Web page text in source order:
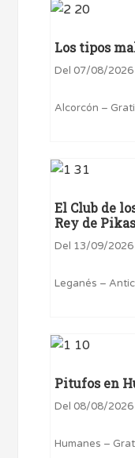
Los tipos
Del 07/08/
Alcorcón –
El Club de
Rey de
Del 13/09/
Leganés –
Pitufos en
Del 08/08/
Humanes –